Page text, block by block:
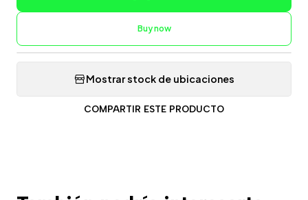
Buy now
Mostrar stock de ubicaciones
COMPARTIR ESTE PRODUCTO